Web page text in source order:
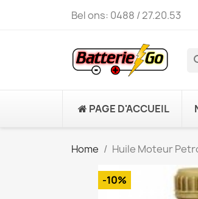
Bel ons: 0488 / 27.20.53
PAGE D'ACCUEIL
Home Huile Moteur
-10%